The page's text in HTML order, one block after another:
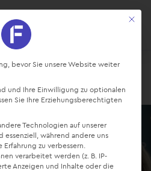
managen
Play
AnsehenMit
Datenschutz-Präferenz
bevor Sie unsere Website weiter
und Ihre Einwilligung zu optionalen
Sie Ihre Erziehungsberechtigten
Technologien auf unserer
essenziell, während andere uns
zu verbessern.
verarbeitet werden (z. B. IP-
Anzeigen und Inhalte oder die